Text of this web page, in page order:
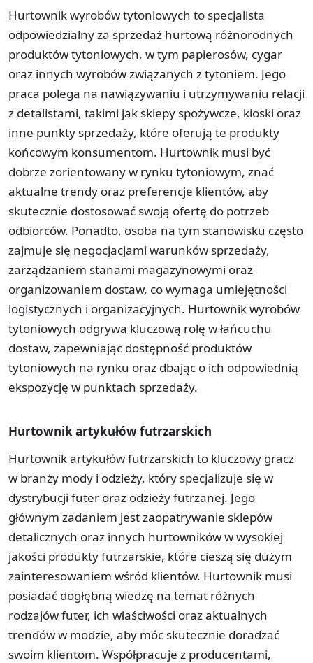
Hurtownik wyrobów tytoniowych to specjalista
odpowiedzialny za sprzedaż hurtową różnorodnych
produktów tytoniowych, w tym papierosów, cygar
oraz innych wyrobów związanych z tytoniem. Jego
praca polega na nawiązywaniu i utrzymywaniu relacji
z detalistami, takimi jak sklepy spożywcze, kioski oraz
inne punkty sprzedaży, które oferują te produkty
końcowym konsumentom. Hurtownik musi być
dobrze zorientowany w rynku tytoniowym, znać
aktualne trendy oraz preferencje klientów, aby
skutecznie dostosować swoją ofertę do potrzeb
odbiorców. Ponadto, osoba na tym stanowisku często
zajmuje się negocjacjami warunków sprzedaży,
zarządzaniem stanami magazynowymi oraz
organizowaniem dostaw, co wymaga umiejętności
logistycznych i organizacyjnych. Hurtownik wyrobów
tytoniowych odgrywa kluczową rolę w łańcuchu
dostaw, zapewniając dostępność produktów
tytoniowych na rynku oraz dbając o ich odpowiednią
ekspozycję w punktach sprzedaży.
Hurtownik artykułów futrzarskich
Hurtownik artykułów futrzarskich to kluczowy gracz
w branży mody i odzieży, który specjalizuje się w
dystrybucji futer oraz odzieży futrzanej. Jego
głównym zadaniem jest zaopatrywanie sklepów
detalicznych oraz innych hurtowników w wysokiej
jakości produkty futrzarskie, które cieszą się dużym
zainteresowaniem wśród klientów. Hurtownik musi
posiadać dogłębną wiedzę na temat różnych
rodzajów futer, ich właściwości oraz aktualnych
trendów w modzie, aby móc skutecznie doradzać
swoim klientom. Współpracuje z producentami,